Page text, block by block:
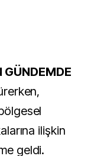
GÜNDEMDE
ilişkin
geldi.